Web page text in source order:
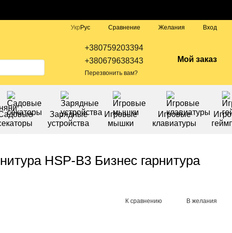
Укр Рус Сравнение Желания Вход
+380759203394
+380679638343
Перезвонить вам?
Мой заказ
Зарядные
устройства
Игровые
мышки
Игровые
клавиатуры
HSP-B3 Бизнес гарнитура
К сравнению В желания